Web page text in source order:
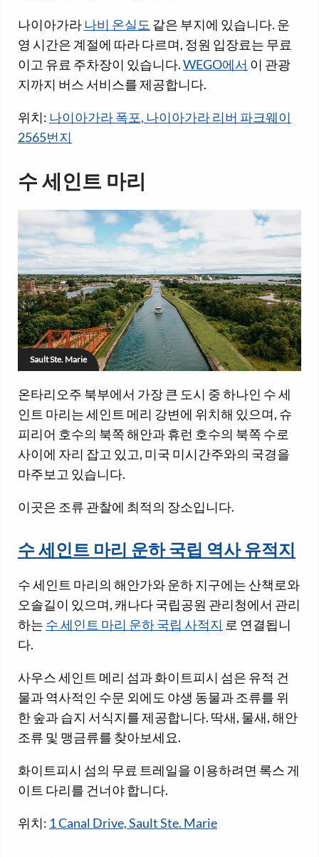
나이아가라 나비 온실도 같은 부지에 있습니다. 운
영 시간은 계절에 따라 다르며, 정원 입장료는 무료
이고 유료 주차장이 있습니다.WEGO에서 이 관광
지까지 버스 서비스를 제공합니다.
위치: 나이아가라 폭포, 나이아가라 리버 파크웨이
2565번지
수 세인트 마리
Sault Ste. Marie
온타리오주 북부에서 가장 큰 도시 중 하나인 수 세
인트 마리는 세인트 메리 강변에 위치해 있으며, 슈
피리어 호수의 북쪽 해안과 휴런 호수의 북쪽 수로
사이에 자리 잡고 있고, 미국 미시간주와의 국경을
마주보고 있습니다.
이곳은 조류 관찰에 최적의 장소입니다.
수 세인트 마리 운하 국립 역사 유적지
수 세인트 마리의 해안가와 운하 지구에는 산책로와
오솔길이 있으며, 캐나다 국립공원 관리청에서 관리
하는 수 세인트 마리 운하 국립 사적지 로 연결됩니
다.
사우스 세인트 메리 섬과 화이트피시 섬은 유적 건
물과 역사적인 수문 외에도 야생 동물과 조류를 위
한 숲과 습지 서식지를 제공합니다. 딱새, 물새, 해안
조류 및 맹금류를 찾아보세요.
화이트피시 섬의 무료 트레일을 이용하려면 록스 게
이트 다리를 건너야 합니다.
위치: 1 Canal Drive, Sault Ste. Marie